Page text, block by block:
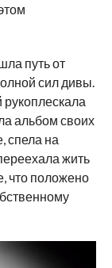
путь от
сил дивы.
альбом своих
спела на
жить
что положено